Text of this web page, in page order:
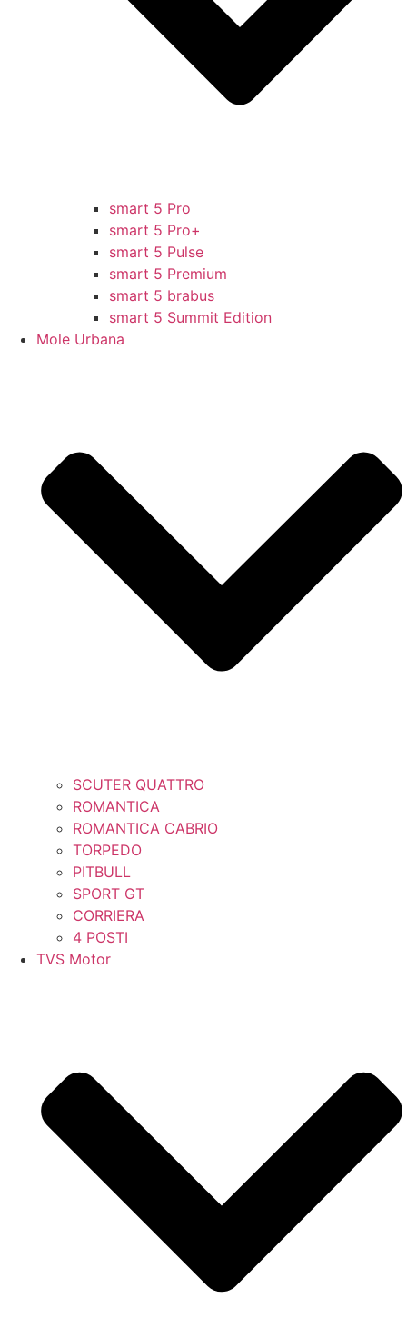
smart 5 Pro
smart 5 Pro+
smart 5 Pulse
smart 5 Premium
smart 5 brabus
smart 5 Summit Edition
Mole Urbana
SCUTER QUATTRO
ROMANTICA
ROMANTICA CABRIO
TORPEDO
PITBULL
SPORT GT
CORRIERA
4 POSTI
TVS Motor